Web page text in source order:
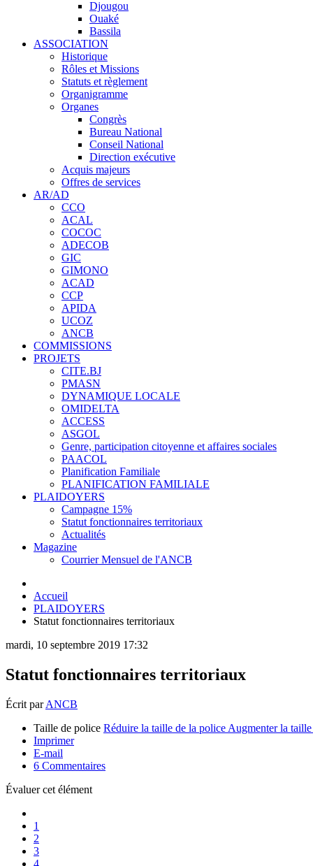
Djougou
Ouaké
Bassila
ASSOCIATION
Historique
Rôles et Missions
Statuts et règlement
Organigramme
Organes
Congrès
Bureau National
Conseil National
Direction exécutive
Acquis majeurs
Offres de services
AR/AD
CCO
ACAL
COCOC
ADECOB
GIC
GIMONO
ACAD
CCP
APIDA
UCOZ
ANCB
COMMISSIONS
PROJETS
CITE.BJ
PMASN
DYNAMIQUE LOCALE
OMIDELTA
ACCESS
ASGOL
Genre, participation citoyenne et affaires sociales
PAACOL
Planification Familiale
PLANIFICATION FAMILIALE
PLAIDOYERS
Campagne 15%
Statut fonctionnaires territoriaux
Actualités
Magazine
Courrier Mensuel de l'ANCB
Accueil
PLAIDOYERS
Statut fonctionnaires territoriaux
mardi, 10 septembre 2019 17:32
Statut fonctionnaires territoriaux
Écrit parANCB
Taille de police Réduire la taille de la police Augmenter la
Imprimer
E-mail
6 Commentaires
Évaluer cet élément
1
2
3
4